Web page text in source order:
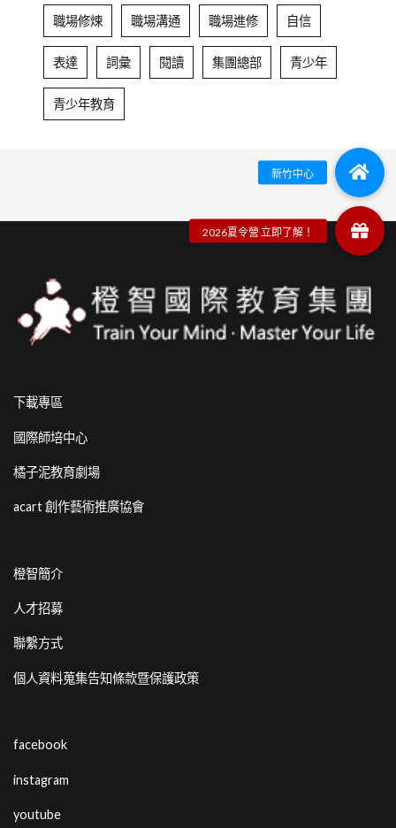
職場修煉 職場溝通 職場進修 自信
表達 詞彙 閱讀 集團總部 青少年
青少年教育
下載專區
國際師培中心
橘子泥教育劇場
acart 創作藝術推廣協會
橙智簡介
人才招募
聯繫方式
個人資料蒐集告知條款暨保護政策
facebook
instagram
youtube